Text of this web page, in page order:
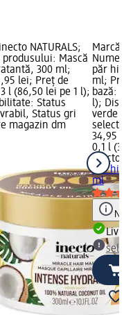
NATURALS;
produsului: Mască
300 ml;
lei; Preț de
l (86,50 lei pe 1 l);
Status
Status gri
magazin dm
Marcă:
Numele
păr
ml;
bază:
l);
verde
34,95 lei
0,1 l
inecto
păr
ml
Notă